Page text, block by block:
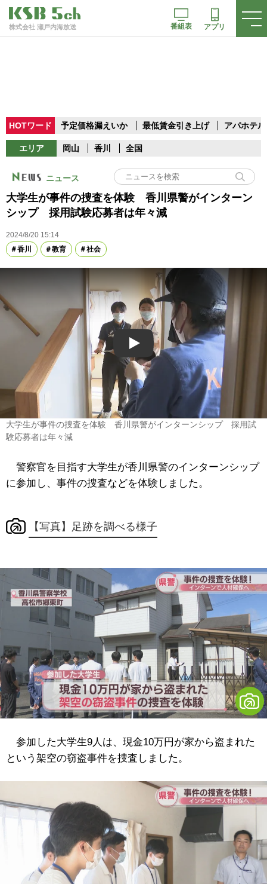
株式会社 瀬戸内海放送 番組表 アプリ
HOTワード 予定価格漏えいか 最低賃金引き上げ アパホテル
エリア 岡山 香川 全国
ニュース
大学生が事件の捜査を体験 香川県警がインターン
シップ 採用試験応募者は年々減
2024/8/20 15:14
香川
教育 社会
Play
大学生が事件の捜査を体験 香川県警がインターンシップ 採用試
験応募者は年々減
警察官を目指す大学生が香川県警のインターンシップ
に参加し、事件の捜査などを体験しました。
【写真】足跡を調べる様子
参加した大学生9人は、現金10万円が家から盗まれた
という架空の窃盗事件を捜査しました。